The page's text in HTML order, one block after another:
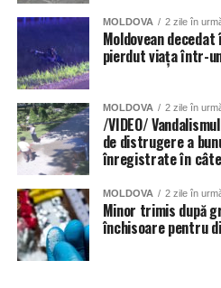
MOLDOVA 2 zile în
Moldovean
pierdut viața într-
MOLDOVA 2 zile în
/VIDEO/
de distrugere a
înregistrate în
MOLDOVA 2 zile în
Minor trimis după
închisoare pentru